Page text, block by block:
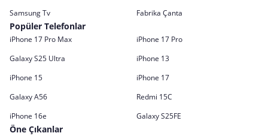
Samsung Tv
Fabrika Çanta
Popüler Telefonlar
iPhone 17 Pro Max
iPhone 17 Pro
Galaxy S25 Ultra
iPhone 13
iPhone 15
iPhone 17
Galaxy A56
Redmi 15C
iPhone 16e
Galaxy S25FE
Öne Çıkanlar